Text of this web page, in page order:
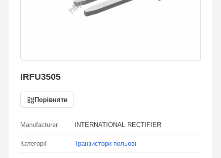
IRFU3505
Порівняти
Manufacturer INTERNATIONAL RECTIFIER
Категорії Транзистори польові